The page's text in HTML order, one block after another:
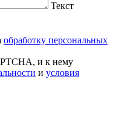
Текст
обработку персональных
и к нему
и условия